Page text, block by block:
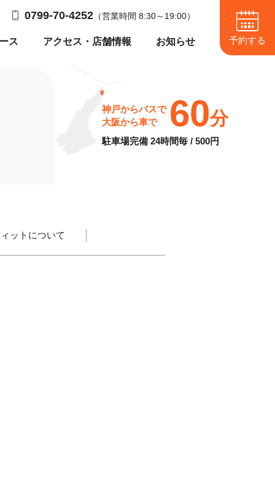
0799-70-4252 （営業時間 8:30～19:00）
ス アクセス・店舗情報 お知らせ
神戸からバスで
大阪から車で
60分
駐車場完備 24時間毎 / 500円
ットについて
予約する